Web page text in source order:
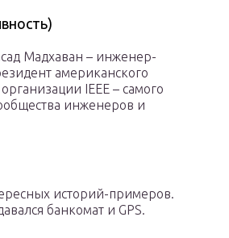
Мадхаван – инженер-
американского
IEEE – самого
инженеров и
историй-примеров.
банкомат и GPS.